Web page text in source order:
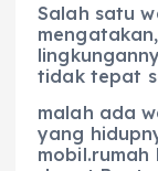
Salah satu
tidak tepat
malah ada
yang